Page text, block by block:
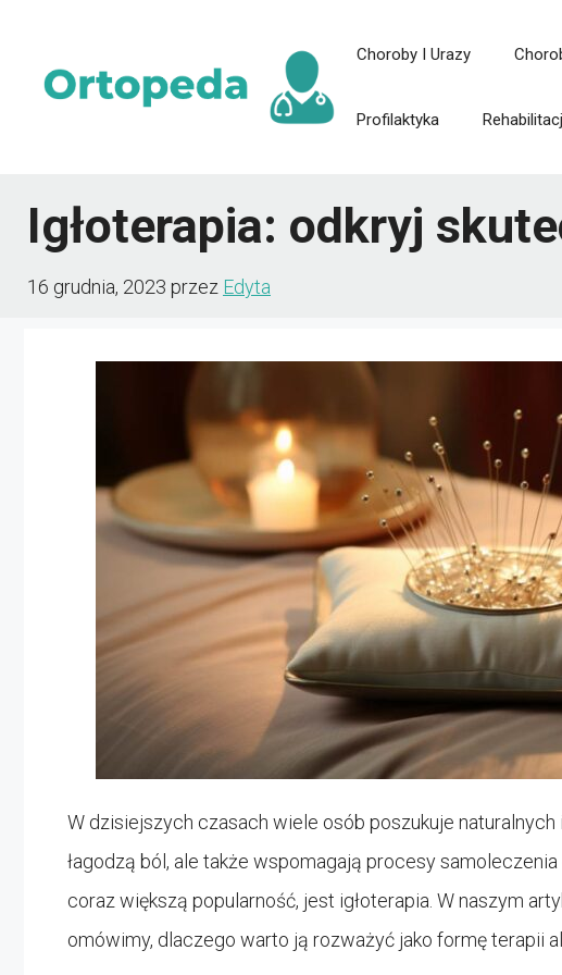
treści
Choroby I Urazy
Profilaktyka
Igłoterapia: odkryj
16 grudnia, 2023 przez Edyta
W dzisiejszych czasach wiele osób poszukuje
łagodzą ból, ale także wspomagają procesy
coraz większą popularność, jest igłoterapia. W naszym
omówimy, dlaczego warto ją rozważyć jako formę terapii